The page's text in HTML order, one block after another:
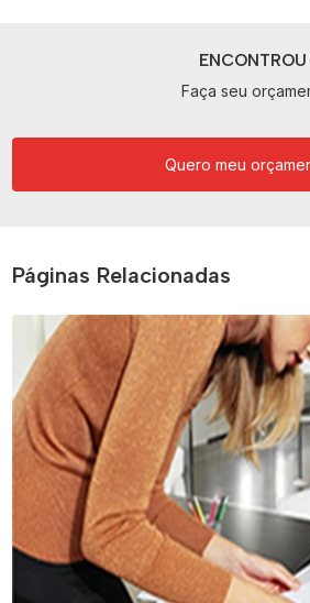
Faça seu
Quero meu
Páginas Relacionadas